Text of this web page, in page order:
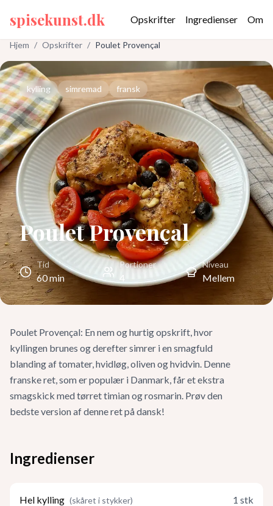
spisekunst.dk Opskrifter Ingredienser Om
Hjem / Opskrifter / Poulet Provençal
kylling simremad fransk
Poulet Provençal
Tid
60min
Portioner
4
Niveau
Mellem
Poulet Provençal: En nem og hurtig opskrift, hvor
kyllingen brunes og derefter simrer i en smagfuld
blanding af tomater, hvidløg, oliven og hvidvin. Denne
franske ret, som er populær i Danmark, får et ekstra
smagskick med tørret timian og rosmarin. Prøv den
bedste version af denne ret på dansk!
Ingredienser
Hel kylling (skåret i stykker) 1 stk